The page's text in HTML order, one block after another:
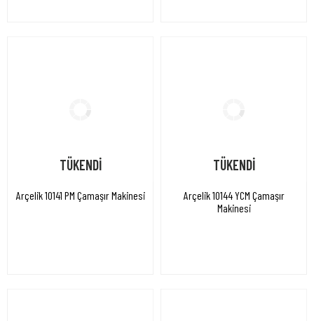
TÜKENDİ
Arçelik 10141 PM Çamaşır Makinesi
TÜKENDİ
Arçelik 10144 YCM Çamaşır
Makinesi